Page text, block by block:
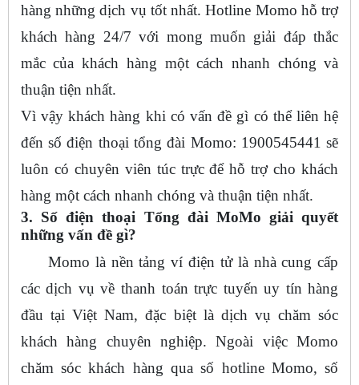
hàng những dịch vụ tốt nhất. Hotline Momo hỗ trợ
khách hàng 24/7 với mong muốn giải đáp thắc
mắc của khách hàng một cách nhanh chóng và
thuận tiện nhất.
Vì vậy khách hàng khi có vấn đề gì có thể liên hệ
đến số điện thoại tổng đài Momo: 1900545441 sẽ
luôn có chuyên viên túc trực để hỗ trợ cho khách
hàng một cách nhanh chóng và thuận tiện nhất.
3. Số điện thoại Tổng đài MoMo giải quyết
những vấn đề gì?
Momo là nền tảng ví điện tử là nhà cung cấp
các dịch vụ về thanh toán trực tuyến uy tín hàng
đầu tại Việt Nam, đặc biệt là dịch vụ chăm sóc
khách hàng chuyên nghiệp. Ngoài việc Momo
chăm sóc khách hàng qua số hotline Momo, số